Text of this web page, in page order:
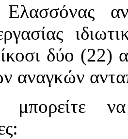
δύο (22)
αναγκών
μπορείτε